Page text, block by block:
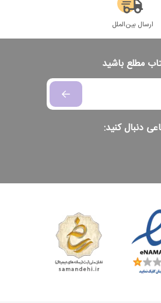
ارسال بین‌الملل
مطلع باشید
دنبال کنید: